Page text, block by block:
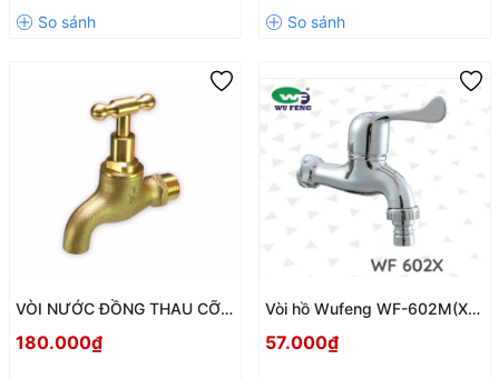
VÒI NƯỚC ĐỒNG THAU CỠ
BỀN, CHỊU LỰC TỐT
180.000₫
Vòi hồ Wufeng WF-602M(X)
Chrome, Chuẩn Phi 21mm
57.000₫